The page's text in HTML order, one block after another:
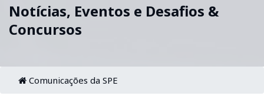
Notícias, Eventos e Desafios &
Concursos
Comunicações da SPE